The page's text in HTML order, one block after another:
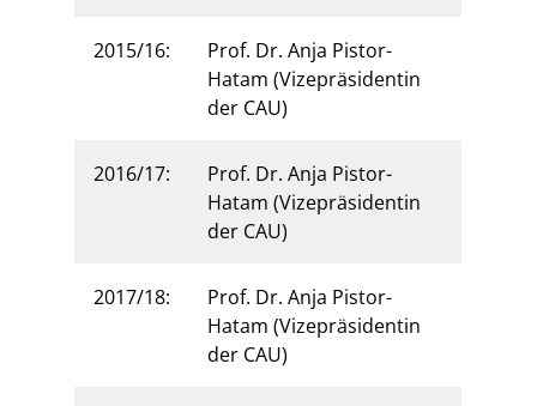
2015/16:
Prof. Dr. Anja Pistor-
Hatam (Vizepräsidentin
der CAU)
2016/17:
Prof. Dr. Anja Pistor-
Hatam (Vizepräsidentin
der CAU)
2017/18:
Prof. Dr. Anja Pistor-
Hatam (Vizepräsidentin
der CAU)